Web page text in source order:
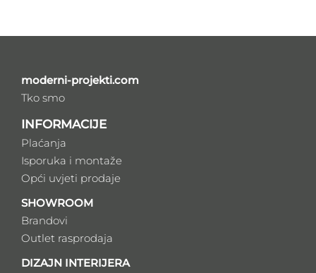
moderni-projekti.com
Tko smo
INFORMACIJE
Plaćanja
Isporuka i montaže
Opći uvjeti prodaje
SHOWROOM
Brandovi
Outlet rasprodaja
DIZAJN INTERIJERA